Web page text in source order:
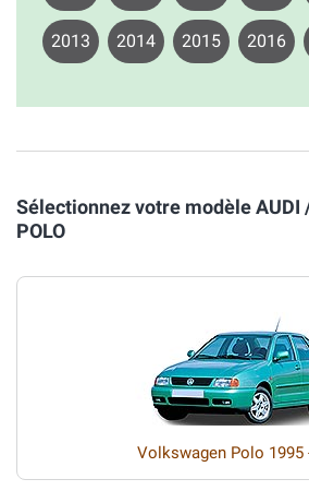
2013 2014 2015 2016
Sélectionnez votre modèle AUDI
POLO
Volkswagen Polo 1995